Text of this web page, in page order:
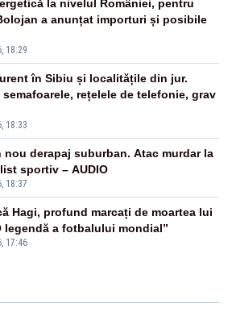
18:29
la nivelul României, pentru
a anunțat importuri și posibile
18:33
în Sibiu și localitățile din jur.
rețelele de telefonie, grav
18:37
nou derapaj suburban. Atac murdar la
sportiv – AUDIO
17:46
Hagi, profund marcați de moartea lui
legendă a fotbalului mondial”